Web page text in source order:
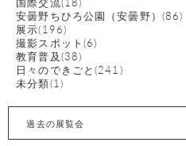
安曇野ちひろ公園（安曇野）(86)
展示(196)
撮影スポット(6)
教育普及(38)
日々のできごと(241)
未分類(1)
過去の展覧会